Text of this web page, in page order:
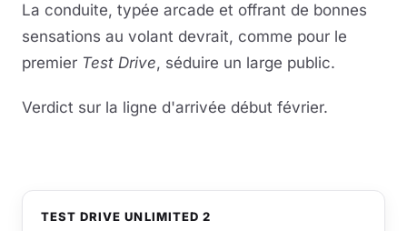
La conduite, typée arcade et offrant de bonnes
sensations au volant devrait, comme pour le
premier Test Drive, séduire un large public.
Verdict sur la ligne d'arrivée début février.
TEST DRIVE UNLIMITED 2